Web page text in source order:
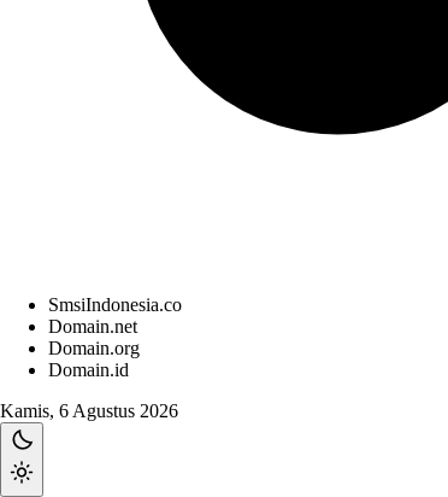
SmsiIndonesia.co
Domain.net
Domain.org
Domain.id
Kamis, 6 Agustus 2026